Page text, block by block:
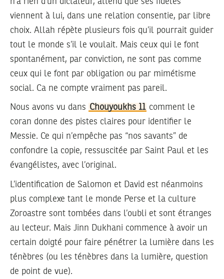
viennent à lui, dans une relation consentie, par libre
choix. Allah répète plusieurs fois qu’il pourrait guider
tout le monde s’il le voulait. Mais ceux qui le font
spontanément, par conviction, ne sont pas comme
ceux qui le font par obligation ou par mimétisme
social. Ca ne compte vraiment pas pareil.
Nous avons vu dans Chouyoukhs 11 comment le
coran donne des pistes claires pour identifier le
Messie. Ce qui n’empêche pas “nos savants” de
confondre la copie, ressuscitée par Saint Paul et les
évangélistes, avec l’original.
L’identification de Salomon et David est néanmoins
plus complexe tant le monde Perse et la culture
Zoroastre sont tombées dans l’oubli et sont étranges
au lecteur. Mais Jinn Dukhani commence à avoir un
certain doigté pour faire pénétrer la lumière dans les
ténèbres (ou les ténèbres dans la lumière, question
de point de vue).